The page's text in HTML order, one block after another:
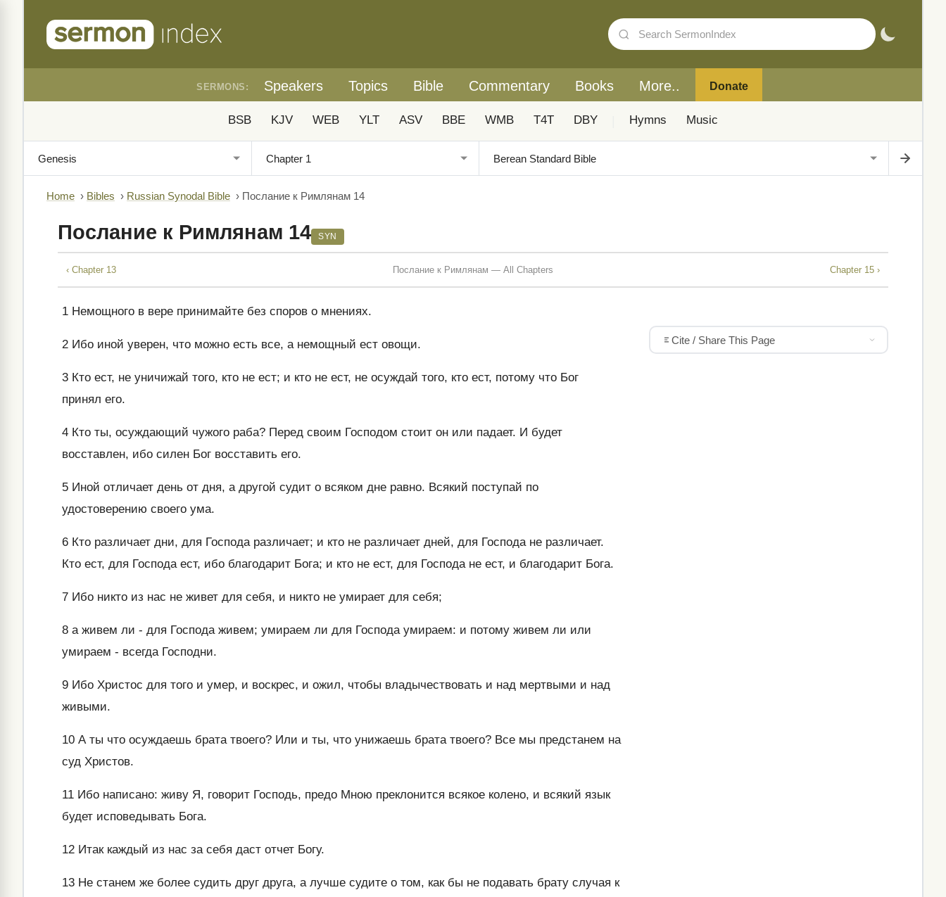
SERMONS: Speakers Topics Bible Commentary Books More.. Donate
BSB KJV WEB YLT ASV BBE WMB T4T DBY Hymns Music
Home › Bibles › Russian Synodal Bible › Послание к Римлянам 14
Послание к Римлянам 14 SYN
‹ Chapter 13 Послание к Римлянам — All Chapters Chapter 15 ›
1 Немощного в вере принимайте без споров о мнениях.
2 Ибо иной уверен, что можно есть все, а немощный ест овощи.
3 Кто ест, не уничижай того, кто не ест; и кто не ест, не осуждай того, кто ест, потому что Бог
принял его.
4 Кто ты, осуждающий чужого раба? Перед своим Господом стоит он или падает. И будет
восставлен, ибо силен Бог восставить его.
5 Иной отличает день от дня, а другой судит о всяком дне равно. Всякий поступай по
удостоверению своего ума.
6 Кто различает дни, для Господа различает; и кто не различает дней, для Господа не различает.
Кто ест, для Господа ест, ибо благодарит Бога; и кто не ест, для Господа не ест, и благодарит Бога.
7 Ибо никто из нас не живет для себя, и никто не умирает для себя;
8 а живем ли - для Господа живем; умираем ли для Господа умираем: и потому живем ли или
умираем - всегда Господни.
9 Ибо Христос для того и умер, и воскрес, и ожил, чтобы владычествовать и над мертвыми и над
живыми.
10 А ты что осуждаешь брата твоего? Или и ты, что унижаешь брата твоего? Все мы предстанем на
суд Христов.
11 Ибо написано: живу Я, говорит Господь, предо Мною преклонится всякое колено, и всякий язык
будет исповедывать Бога.
12 Итак каждый из нас за себя даст отчет Богу.
13 Не станем же более судить друг друга, а лучше судите о том, как бы не подавать брату случая к
Cite / Share This Page